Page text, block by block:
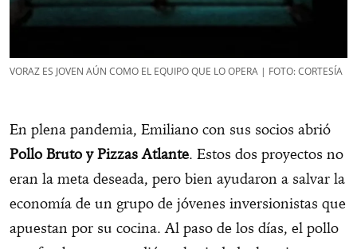
VORAZ ES JOVEN AÚN COMO EL EQUIPO QUE LO OPERA | FOTO: CORTESÍA
En plena pandemia, Emiliano con sus socios abrió
Pollo Bruto y Pizzas Atlante. Estos dos proyectos no
eran la meta deseada, pero bien ayudaron a salvar la
economía de un grupo de jóvenes inversionistas que
apuestan por su cocina. Al paso de los días, el pollo